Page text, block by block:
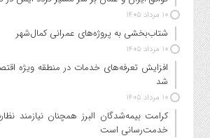
۱۰ مرداد ۱۴۰۵
شتاب‌بخشی به پروژه‌های عمرانی کمال‌شهر
۱۰ مرداد ۱۴۰۵
افزایش تعرفه‌های خدمات در منطقه ویژه
شد
۱۰ مرداد ۱۴۰۵
کرامت بیمه‌شدگان البرز همچنان نیازمند
خدمت‌رسانی است